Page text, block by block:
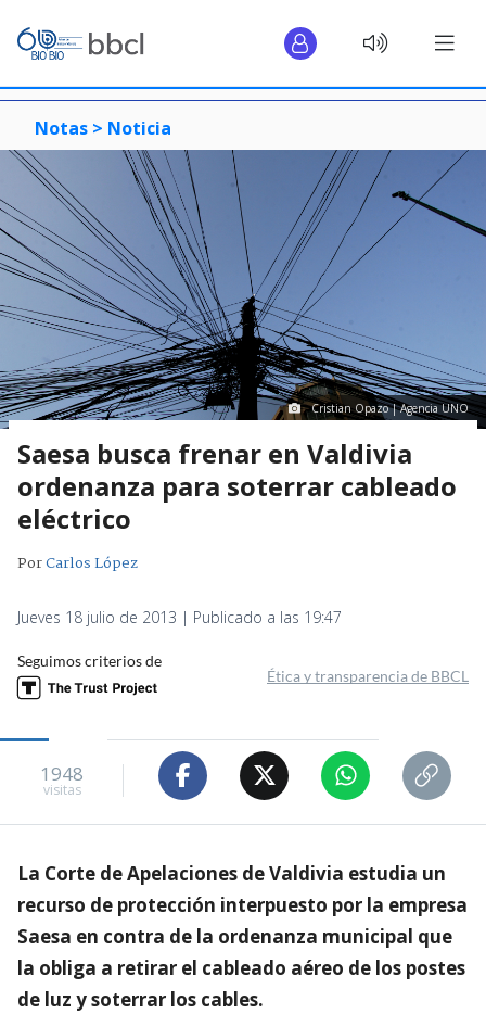
Notas > Noticia
Cristian Opazo | Agencia UNO
Saesa busca frenar en Valdivia
ordenanza para soterrar cableado
eléctrico
PorCarlos López
Jueves 18 julio de 2013 | Publicado a las 19:47
Seguimos criterios de
Ética y transparencia de BBCL
1948
visitas
La Corte de Apelaciones de Valdivia estudia un
recurso de protección interpuesto por la empresa
Saesa en contra de la ordenanza municipal que
la obliga a retirar el cableado aéreo de los postes
de luz y soterrar los cables.